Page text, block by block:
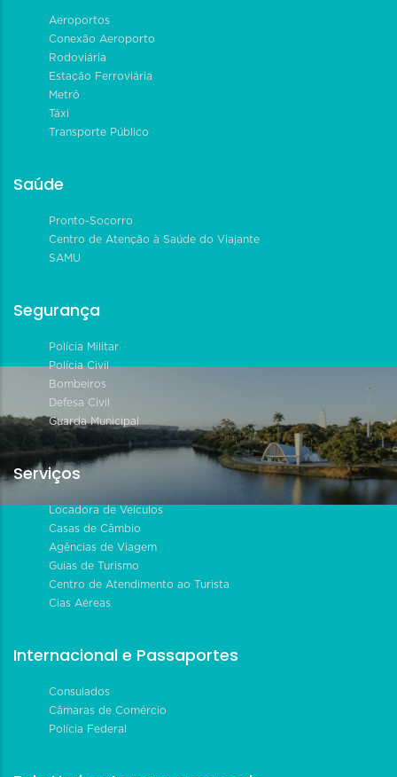
Aeroportos
Conexão Aeroporto
Rodoviária
Estação Ferroviária
Metrô
Táxi
Transporte Público
Saúde
Pronto-Socorro
Centro de Atenção à Saúde do Viajante
SAMU
Segurança
Polícia Militar
Polícia Civil
Bombeiros
Defesa Civil
Guarda Municipal
Serviços
Locadora de Veículos
Casas de Câmbio
Agências de Viagem
Guias de Turismo
Centro de Atendimento ao Turista
Cias Aéreas
Internacional e Passaportes
Consulados
Câmaras de Comércio
Polícia Federal